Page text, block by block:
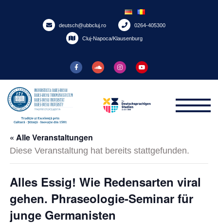
deutsch@ubbcluj.ro 0264-405300
Cluj-Napoca/Klausenburg
« Alle Veranstaltungen
Diese Veranstaltung hat bereits stattgefunden.
Alles Essig! Wie Redensarten viral
gehen. Phraseologie-Seminar für
junge Germanisten